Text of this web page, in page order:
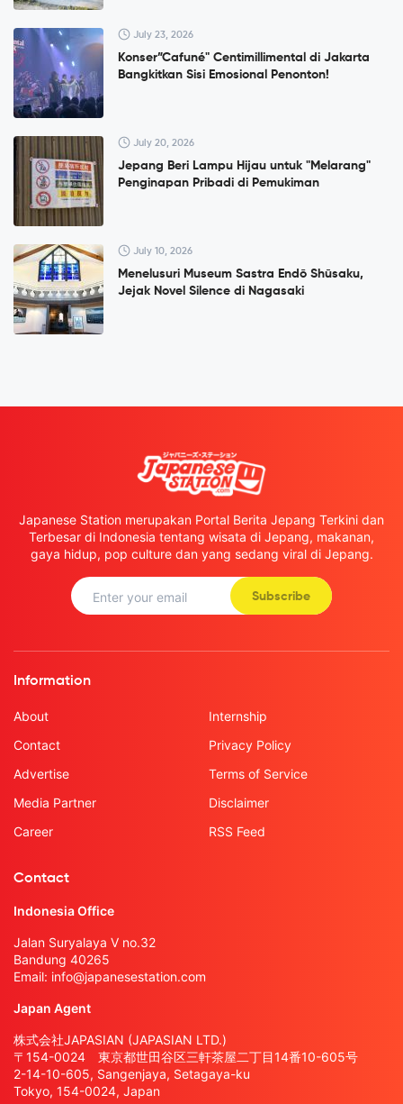
July 23, 2026
Konser”Cafuné" Centimillimental di Jakarta
Bangkitkan Sisi Emosional Penonton!
July 20, 2026
Jepang Beri Lampu Hijau untuk "Melarang"
Penginapan Pribadi di Pemukiman
July 10, 2026
Menelusuri Museum Sastra Endō Shūsaku,
Jejak Novel Silence di Nagasaki
Japanese Station merupakan Portal Berita Jepang Terkini dan
Terbesar di Indonesia tentang wisata di Jepang, makanan,
gaya hidup, pop culture dan yang sedang viral di Jepang.
Subscribe
Information
About
Contact
Advertise
Media Partner
Career
Internship
Privacy Policy
Terms of Service
Disclaimer
RSS Feed
Contact
Indonesia Office
Jalan Suryalaya V no.32
Bandung 40265
Email: info@japanesestation.com
Japan Agent
株式会社JAPASIAN (JAPASIAN LTD.)
〒154-0024 東京都世田谷区三軒茶屋二丁目14番10-605号
2-14-10-605, Sangenjaya, Setagaya-ku
Tokyo, 154-0024, Japan